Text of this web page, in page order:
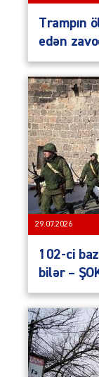
Trampın
edən
29.07.2026
102-ci
bilər –